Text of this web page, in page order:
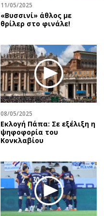
Εκπομπές
Wine routes
Uncut
Προσφορές
Προσωπικότητες στην ''Κ''
Επιστολές
11/05/2025
«Βυσσινί» άθλος με
θρίλερ στο φινάλε!
08/05/2025
Εκλογή Πάπα: Σε εξέλιξη η
ψηφοφορία του
Κονκλαβίου